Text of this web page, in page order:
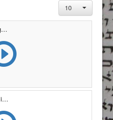
10
Apokalypse 11: An den "Engel" von Philadelphia (Offenbarung 3,7–13)
Mit dem Messias wandeln – in seiner Liebe leben